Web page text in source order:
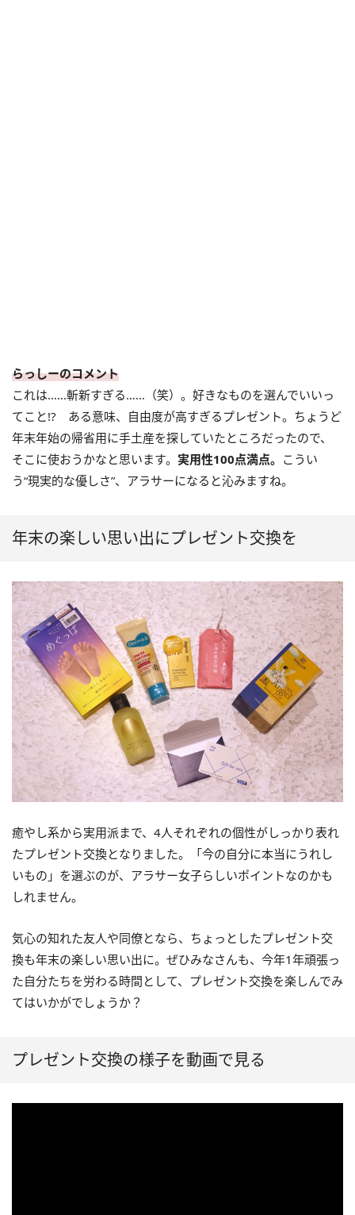
らっしーのコメント
これは……斬新すぎる……（笑）。好きなものを選んでいいっ
てこと!? ある意味、自由度が高すぎるプレゼント。ちょうど
年末年始の帰省用に手土産を探していたところだったので、
そこに使おうかなと思います。 実用性100点満点。 こうい
う“現実的な優しさ”、アラサーになると沁みますね。
年末の楽しい思い出にプレゼント交換を
癒やし系から実用派まで、4人それぞれの個性がしっかり表れ
たプレゼント交換となりました。「今の自分に本当にうれし
いもの」を選ぶのが、アラサー女子らしいポイントなのかも
しれません。
気心の知れた友人や同僚となら、ちょっとしたプレゼント交
換も年末の楽しい思い出に。ぜひみなさんも、今年1年頑張っ
た自分たちを労わる時間として、プレゼント交換を楽しんでみ
てはいかがでしょうか？
プレゼント交換の様子を動画で見る